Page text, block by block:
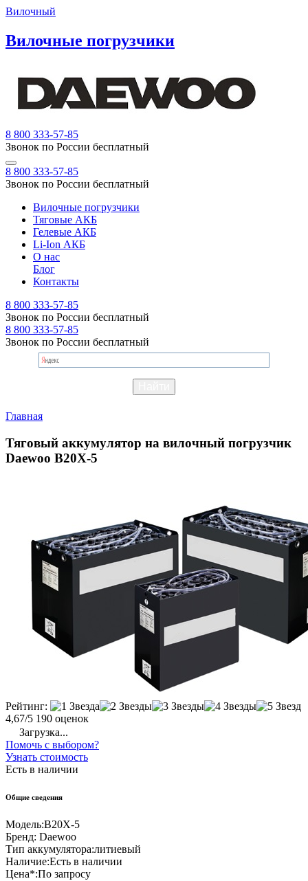
Вилочный
Вилочные погрузчики
8 800 333-57-85
Звонок по России бесплатный
8 800 333-57-85
Звонок по России бесплатный
Вилочные погрузчики
Тяговые АКБ
Гелевые АКБ
Li-Ion АКБ
О нас
Блог
Контакты
8 800 333-57-85
Звонок по России бесплатный
8 800 333-57-85
Звонок по России бесплатный
Главная
Тяговый аккумулятор на вилочный погрузчик
Daewoo B20X-5
Рейтинг:
4,67/5 190 оценок
Загрузка...
Помочь с выбором?
Узнать стоимость
Есть в наличии
Общие сведения
Модель:B20X-5
Бренд: Daewoo
Тип аккумулятора:литиевый
Наличие:Есть в наличии
Цена*:По запросу